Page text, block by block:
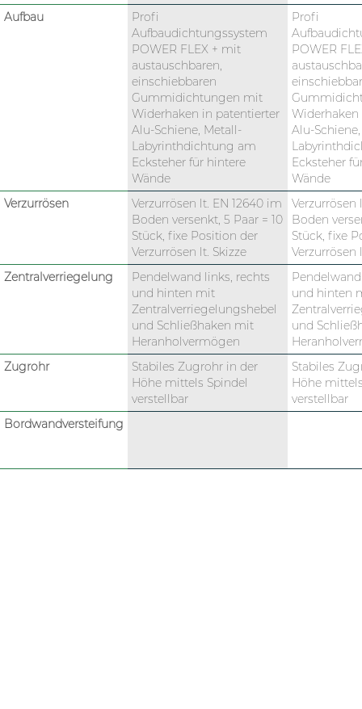
Aufbau
Profi
Aufbaudichtungssystem
POWER FLEX + mit
austauschbaren,
einschiebbaren
Gummidichtungen mit
Widerhaken in patentierter
Alu-Schiene, Metall-
Labyrinthdichtung am
Ecksteher für hintere
Wände
Profi
POWER
Alu-
Ecksteher
Wände
Verzurrösen
Verzurrösen lt. EN 12640 im
Boden versenkt, 5 Paar = 10
Stück, fixe Position der
Verzurrösen lt. Skizze
Verzurrösen
Boden
Stück, fixe
Verzurrösen
Zentralverriegelung
Pendelwand links, rechts
und hinten mit
Zentralverriegelungshebel
und Schließhaken mit
Heranholvermögen
und hinten
und
Zugrohr
Stabiles Zugrohr in der
Höhe mittels Spindel
verstellbar
Stabiles
Höhe
verstellbar
Bordwandversteifung